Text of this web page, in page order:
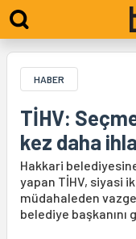
HABER
TİHV:
kez daha
Hakkari
yapan TİHV, siyasi
müdahaleden
belediye başkanını